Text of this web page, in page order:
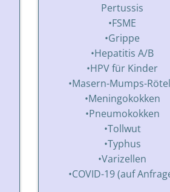
Pertussis
•FSME
•Grippe
•Hepatitis A/B
•HPV für Kinder
•Masern-Mumps-
•Meningokokken
•Pneumokokken
•Tollwut
•Typhus
•Varizellen
•COVID-19 (auf